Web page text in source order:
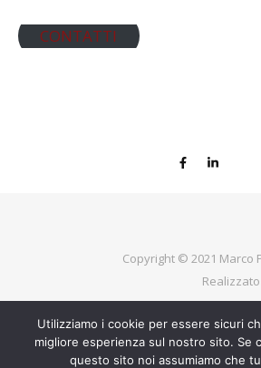
CONTATTI
Copyright © 2021 Marco
TORNA IN ALTO
Utilizziamo i cookie per essere sicuri
migliore esperienza sul nostro sito. Se
questo sito noi assumiamo che